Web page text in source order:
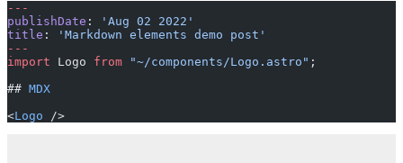
---
publishDate :
'Aug 02 2022'
title :
'Markdown elements demo post'
---
import Logo from "~/components/Logo.astro" ;
## MDX
<Logo />